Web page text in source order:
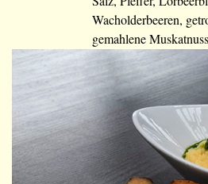
Wacholderbeeren,
gemahlene Muskatnuss